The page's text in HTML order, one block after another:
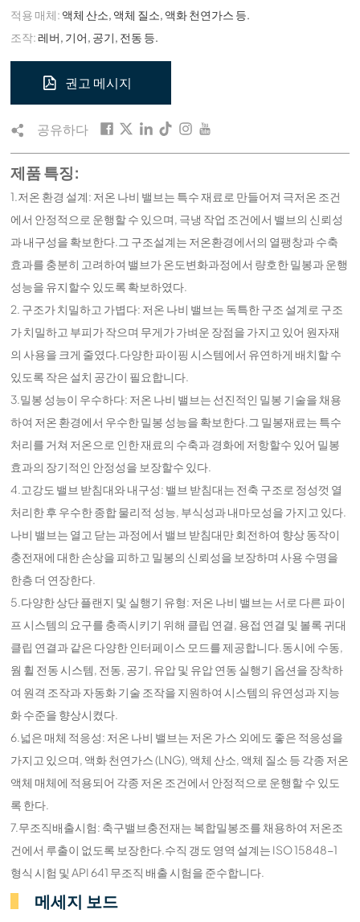
적용 매체: 액체 산소, 액체 질소, 액화 천연가스 등.
조작:레버, 기어, 공기, 전동 등.
권고 메시지
공유하다
제품 특징:
1.저온 환경 설계: 저온 나비 밸브는 특수 재료로 만들어져 극저온 조건
에서 안정적으로 운행할 수 있으며, 극냉 작업 조건에서 밸브의 신뢰성
과 내구성을 확보한다.그 구조설계는 저온환경에서의 열팽창과 수축
효과를 충분히 고려하여 밸브가 온도변화과정에서 량호한 밀봉과 운행
성능을 유지할수 있도록 확보하였다.
2. 구조가 치밀하고 가볍다: 저온 나비 밸브는 독특한 구조 설계로 구조
가 치밀하고 부피가 작으며 무게가 가벼운 장점을 가지고 있어 원자재
의 사용을 크게 줄였다.다양한 파이핑 시스템에서 유연하게 배치할 수
있도록 작은 설치 공간이 필요합니다.
3.밀봉 성능이 우수하다: 저온 나비 밸브는 선진적인 밀봉 기술을 채용
하여 저온 환경에서 우수한 밀봉 성능을 확보한다.그 밀봉재료는 특수
처리를 거쳐 저온으로 인한 재료의 수축과 경화에 저항할수 있어 밀봉
효과의 장기적인 안정성을 보장할수 있다.
4.고강도 밸브 받침대와 내구성: 밸브 받침대는 전축 구조로 정성껏 열
처리한 후 우수한 종합 물리적 성능, 부식성과 내마모성을 가지고 있다.
나비 밸브는 열고 닫는 과정에서 밸브 받침대만 회전하여 향상 동작이
충전재에 대한 손상을 피하고 밀봉의 신뢰성을 보장하며 사용 수명을
한층 더 연장한다.
5.다양한 상단 플랜지 및 실행기 유형: 저온 나비 밸브는 서로 다른 파이
프 시스템의 요구를 충족시키기 위해 클립 연결, 용접 연결 및 볼록 귀대
클립 연결과 같은 다양한 인터페이스 모드를 제공합니다.동시에 수동,
웜 휠 전동 시스템, 전동, 공기, 유압 및 유압 연동 실행기 옵션을 장착하
여 원격 조작과 자동화 기술 조작을 지원하여 시스템의 유연성과 지능
화 수준을 향상시켰다.
6.넓은 매체 적응성: 저온 나비 밸브는 저온 가스 외에도 좋은 적응성을
가지고 있으며, 액화 천연가스 (LNG), 액체 산소, 액체 질소 등 각종 저온
액체 매체에 적용되어 각종 저온 조건에서 안정적으로 운행할 수 있도
록 한다.
7.무조직배출시험: 축구밸브충전재는 복합밀봉조를 채용하여 저온조
건에서 루출이 없도록 보장한다.수직 갱도 영역 설계는 ISO 15848-1
형식 시험 및 API 641 무조직 배출 시험을 준수합니다.
메세지 보드